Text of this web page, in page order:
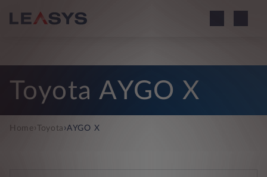
Toyota AYGO X
Home› Toyota ›AYGO X